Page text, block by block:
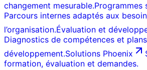
changement mesurable.Programmes
Parcours internes adaptés aux
l’organisation.Évaluation et
Diagnostics de compétences et
développement.Solutions Phoenix
formation, évaluation et demandes.